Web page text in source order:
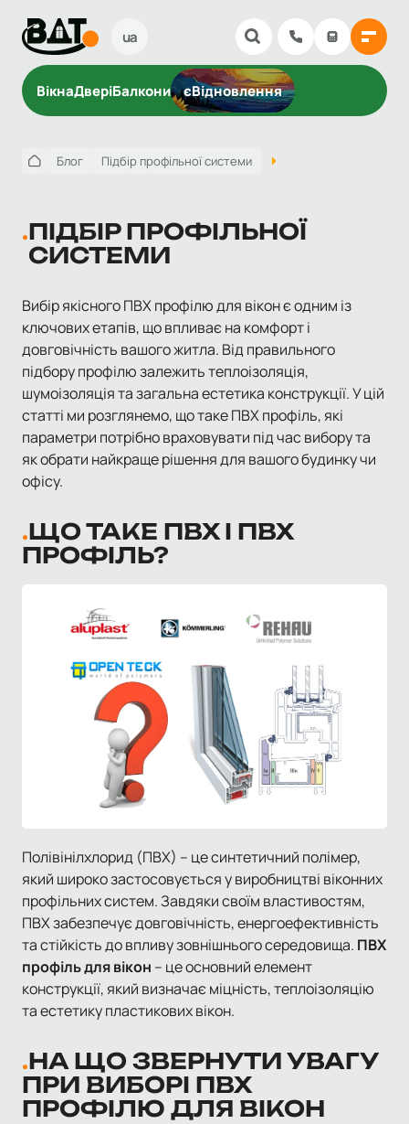
ua
ВікнаДверіБалкони єВідновлення
Блог Підбір профільної системи
ПІДБІР ПРОФІЛЬНОЇ
СИСТЕМИ
Вибір якісного ПВХ профілю для вікон є одним із
ключових етапів, що впливає на комфорт і
довговічність вашого житла. Від правильного
підбору профілю залежить теплоізоляція,
шумоізоляція та загальна естетика конструкції. У цій
статті ми розглянемо, що таке ПВХ профіль, які
параметри потрібно враховувати під час вибору та
як обрати найкраще рішення для вашого будинку чи
офісу.
ЩО ТАКЕ ПВХ І ПВХ
ПРОФІЛЬ?
Полівінілхлорид (ПВХ) – це синтетичний полімер,
який широко застосовується у виробництві віконних
профільних систем. Завдяки своїм властивостям,
ПВХ забезпечує довговічність, енергоефективність
та стійкість до впливу зовнішнього середовища. ПВХ
профіль для вікон – це основний елемент
конструкції, який визначає міцність, теплоізоляцію
та естетику пластикових вікон.
НА ЩО ЗВЕРНУТИ УВАГУ
ПРИ ВИБОРІ ПВХ
ПРОФІЛЮ ДЛЯ ВІКОН